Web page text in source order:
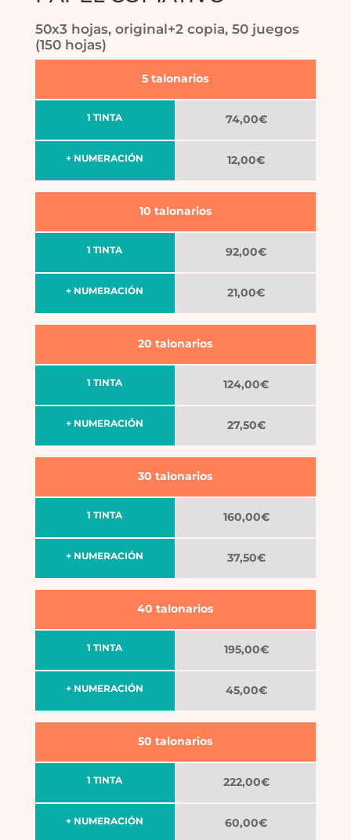
50x3 hojas, original+2 copia, 50 juegos
(150 hojas)
1 TINTA
+ NUMERACIÓN
5 talonarios
74,00€
12,00€
1 TINTA
+ NUMERACIÓN
10 talonarios
92,00€
21,00€
1 TINTA
+ NUMERACIÓN
20 talonarios
124,00€
27,50€
1 TINTA
+ NUMERACIÓN
30 talonarios
160,00€
37,50€
1 TINTA
+ NUMERACIÓN
40 talonarios
195,00€
45,00€
1 TINTA
+ NUMERACIÓN
50 talonarios
222,00€
60,00€